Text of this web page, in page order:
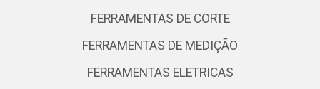
FERRAMENTAS DE CORTE
FERRAMENTAS DE MEDIÇÃO
FERRAMENTAS ELETRICAS